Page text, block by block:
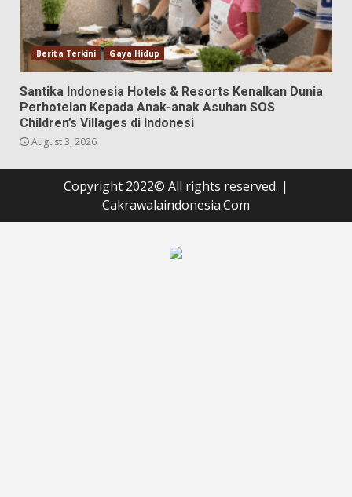
Berita Terkini Gaya Hidup
Santika Indonesia Hotels & Resorts Kenalkan Dunia
Perhotelan Kepada Anak-anak Asuhan SOS
Children’s Villages di Indonesi
August 3, 2026
Copyright 2022© All rights reserved. |
Cakrawalaindonesia.Com